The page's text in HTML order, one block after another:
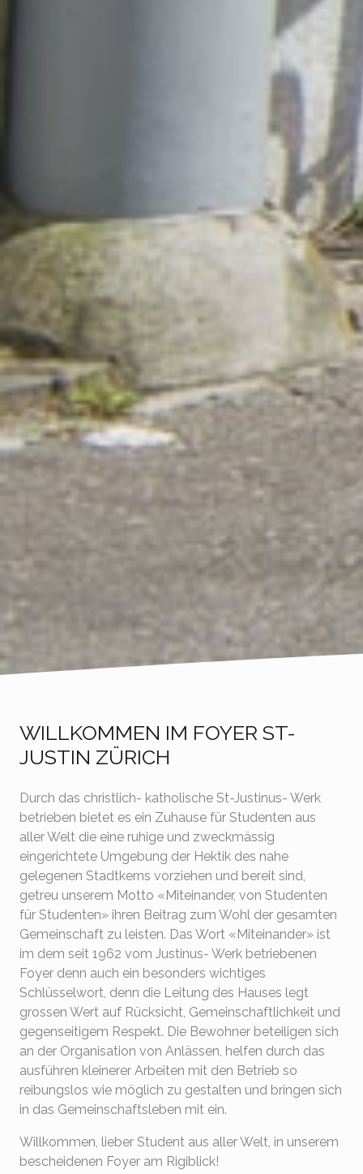
WILLKOMMEN IM FOYER ST-
JUSTIN ZÜRICH
Durch das christlich- katholische St-Justinus- Werk
betrieben bietet es ein Zuhause für Studenten aus
aller Welt die eine ruhige und zweckmässig
eingerichtete Umgebung der Hektik des nahe
gelegenen Stadtkerns vorziehen und bereit sind,
getreu unserem Motto «Miteinander, von Studenten
für Studenten» ihren Beitrag zum Wohl der gesamten
Gemeinschaft zu leisten. Das Wort «Miteinander» ist
im dem seit 1962 vom Justinus- Werk betriebenen
Foyer denn auch ein besonders wichtiges
Schlüsselwort, denn die Leitung des Hauses legt
grossen Wert auf Rücksicht, Gemeinschaftlichkeit und
gegenseitigem Respekt. Die Bewohner beteiligen sich
an der Organisation von Anlässen, helfen durch das
ausführen kleinerer Arbeiten mit den Betrieb so
reibungslos wie möglich zu gestalten und bringen sich
in das Gemeinschaftsleben mit ein.
Willkommen, lieber Student aus aller Welt, in unserem
bescheidenen Foyer am Rigiblick!